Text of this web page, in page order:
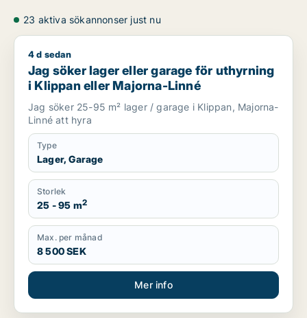
23 aktiva sökannonser just nu
Jag söker lager eller garage för uthyrning i Klippan eller
4 d sedan
Jag söker lager eller garage för uthyrning
i Klippan eller Majorna-Linné
Jag söker 25-95 m² lager / garage i Klippan, Majorna-
Linné att hyra
Type
Lager, Garage
Storlek
25 - 95 m2
Max. per månad
8 500 SEK
Mer info